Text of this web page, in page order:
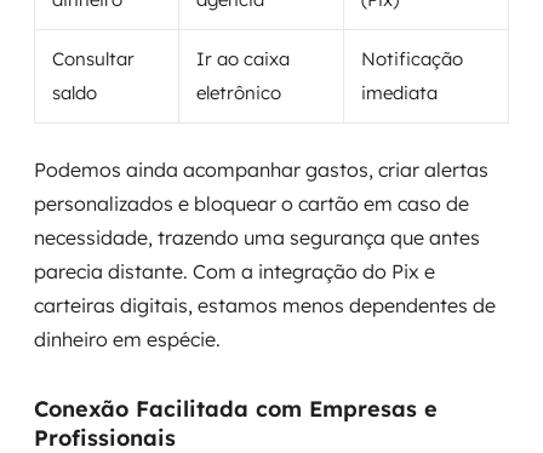
Consultar
saldo
Ir ao caixa
eletrônico
Notificação
imediata
Podemos ainda acompanhar gastos, criar alertas
personalizados e bloquear o cartão em caso de
necessidade, trazendo uma segurança que antes
parecia distante. Com a integração do Pix e
carteiras digitais, estamos menos dependentes de
dinheiro em espécie.
Conexão Facilitada com Empresas e
Profissionais